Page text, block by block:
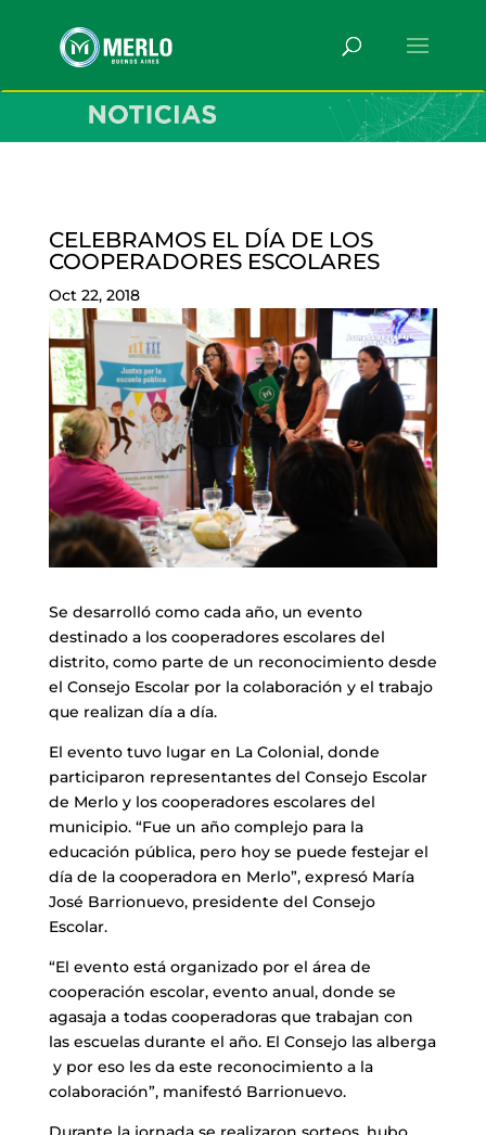
CELEBRAMOS EL DÍA DE LOS
COOPERADORES ESCOLARES
Oct 22, 2018
Se desarrolló como cada año, un evento
destinado a los cooperadores escolares del
distrito, como parte de un reconocimiento desde
el Consejo Escolar por la colaboración y el trabajo
que realizan día a día.
El evento tuvo lugar en La Colonial, donde
participaron representantes del Consejo Escolar
de Merlo y los cooperadores escolares del
municipio. “Fue un año complejo para la
educación pública, pero hoy se puede festejar el
día de la cooperadora en Merlo”, expresó María
José Barrionuevo, presidente del Consejo
Escolar.
“El evento está organizado por el área de
cooperación escolar, evento anual, donde se
agasaja a todas cooperadoras que trabajan con
las escuelas durante el año. El Consejo las alberga
y por eso les da este reconocimiento a la
colaboración”, manifestó Barrionuevo.